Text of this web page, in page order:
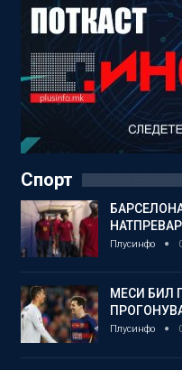
Спорт
Плусинфо
МЕСИ БИЛ
Плусинфо